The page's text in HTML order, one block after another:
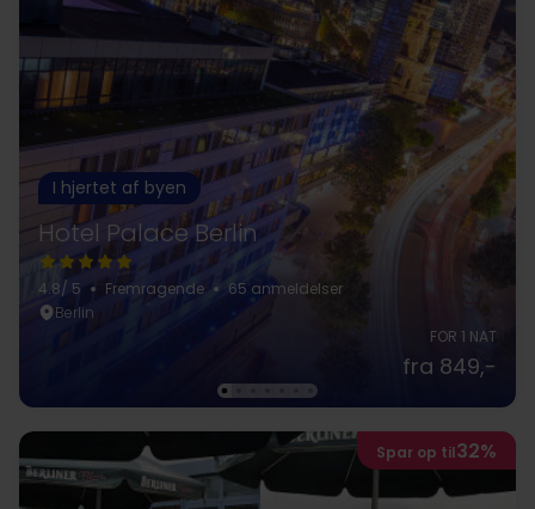
I hjertet af byen
Hotel Palace Berlin
4.8/ 5 Fremragende
65 anmeldelser
Berlin
FOR 1 NAT
fra 849,-
Spar op til32%